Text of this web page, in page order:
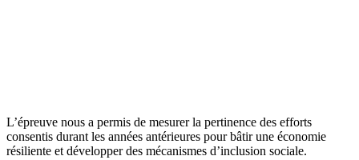
L’épreuve nous a permis de mesurer la pertinence des efforts
consentis durant les années antérieures pour bâtir une économie
résiliente et développer des mécanismes d’inclusion sociale.